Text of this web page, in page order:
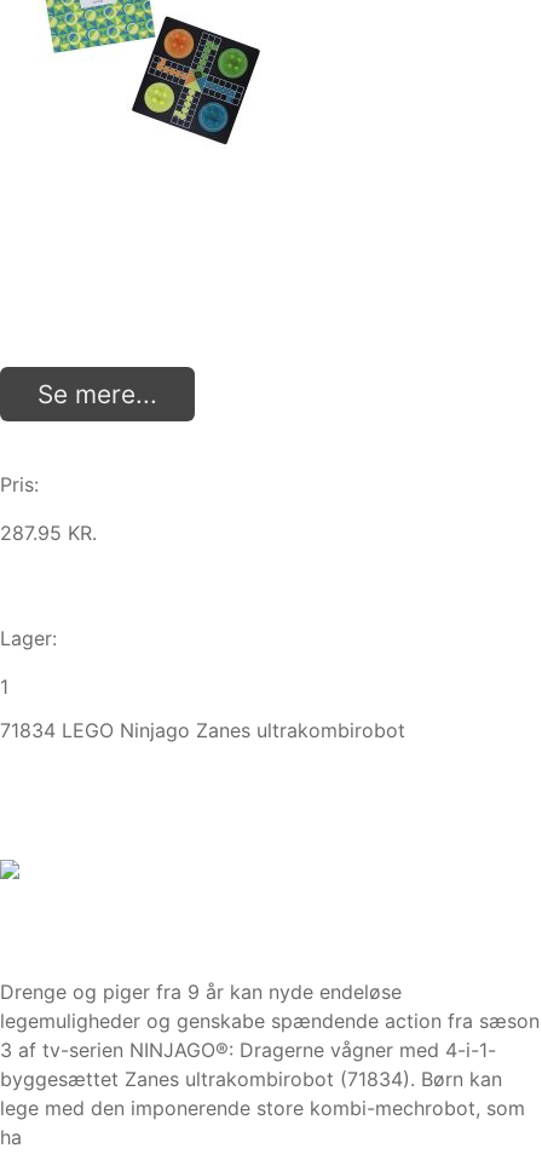
Se mere...
Pris:
287.95 KR.
Lager:
1
71834 LEGO Ninjago Zanes ultrakombirobot
Drenge og piger fra 9 år kan nyde endeløse
legemuligheder og genskabe spændende action fra sæson
3 af tv-serien NINJAGO®: Dragerne vågner med 4-i-1-
byggesættet Zanes ultrakombirobot (71834). Børn kan
lege med den imponerende store kombi-mechrobot, som
ha